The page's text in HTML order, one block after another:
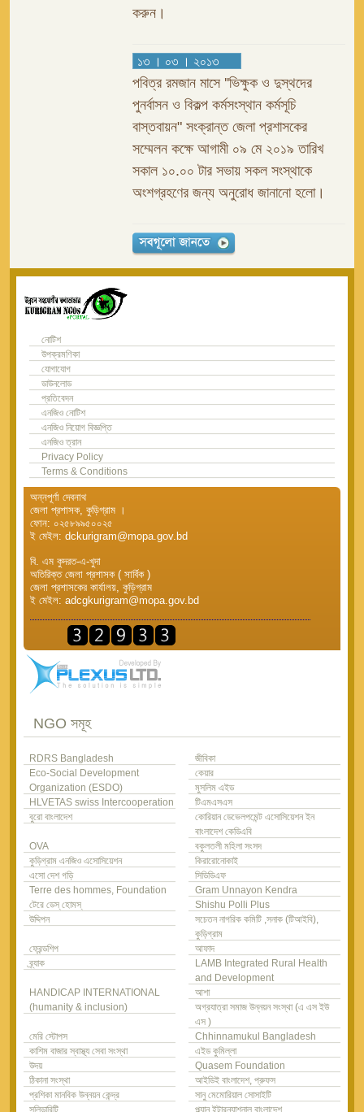
করুন।
১৩ । ০৩ । ২০১৩
পবিত্র রমজান মাসে ''ভিক্ষুক ও দুস্থদের
পুনর্বাসন ও বিকল্প কর্মসংস্থান কর্মসূচি
বাস্তবায়ন" সংক্রান্ত জেলা প্রশাসকের
সম্মেলন কক্ষে আগামী ০৯ মে ২০১৯ তারিখ
সকাল ১০.০০ টার সভায় সকল সংস্থাকে
অংশগ্রহণের জন্য অনুরোধ জানানো হলো।
নোটিশ
উপক্রমণিকা
যোগাযোগ
ডাউনলোড
প্রতিবেদন
এনজিও নোটিশ
এনজিও নিয়োগ বিজ্ঞপ্তি
এনজিও ত্রান
Privacy Policy
Terms & Conditions
অন্নপূর্ণা দেবনাথ
জেলা প্রশাসক, কুড়িগ্রাম ।
ফোন: ০২৫৮৯৯৫০০২৫
ই মেইল: dckurigram@mopa.gov.bd
বি. এম কুদরত-এ-খুদা
অতিরিক্ত জেলা প্রশাসক ( সার্বিক )
জেলা প্রশাসকের কার্যালয়, কুড়িগ্রাম
ই মেইল: adcgkurigram@mopa.gov.bd
NGO সমূহ
RDRS Bangladesh
জীবিকা
Eco-Social Development
Organization (ESDO)
কেয়ার
মুসলিম এইড
HLVETAS swiss Intercooperation
টিএমএসএস
বুরো বাংলাদেশ
কোরিয়ান ডেভেলপমেন্ট এসোসিয়েশন ইন
বাংলাদেশ কেডিএবি
OVA
বকুলতলী মহিলা সংসদ
কুড়িগ্রাম এনজিও এসোসিয়েশন
কিরারোনোকাই
এসো দেশ গড়ি
সিডিডিএফ
Terre des hommes, Foundation
টেরে ডেস্ হোমস্
Gram Unnayon Kendra
Shishu Polli Plus
উদ্দিপন
সচেতন নাগরিক কমিটি ,সনাক (টিআইবি),
কুড়িগ্রাম
ফ্রেন্ডশিপ
আফাদ
ব্র্যাক
LAMB Integrated Rural Health
and Development
HANDICAP INTERNATIONAL
(humanity & inclusion)
আশা
অগ্রযাত্রা সমাজ উন্নয়ন সংস্থা (এ এস ইউ
এস )
মেরি স্টোপস
Chhinnamukul Bangladesh
কাশিম বাজার স্বাস্থ্য সেবা সংস্থা
এইড কুমিল্লা
উদয়
Quasem Foundation
ঠিকানা সংস্থা
আইডিই বাংলাদেশ, প্রুফস
প্রশিকা মানবিক উন্নয়ন কেন্দ্র
সানু মেমোরিয়াল সোসাইটি
সলিডারিটি
প্ল্যান ইন্টারন্যাশনাল বাংলাদেশ